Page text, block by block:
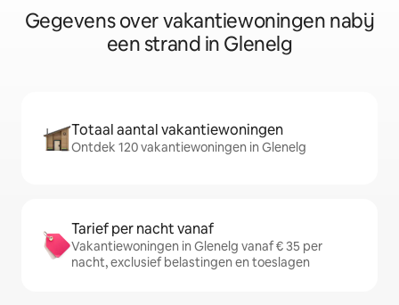
Gegevens over vakantiewoningen nabij
een strand in Glenelg
Totaal aantal vakantiewoningen
Ontdek 120 vakantiewoningen in Glenelg
Tarief per nacht vanaf
Vakantiewoningen in Glenelg vanaf € 35 per
nacht, exclusief belastingen en toeslagen